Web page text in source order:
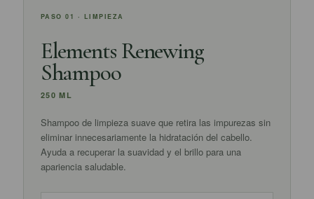
PASO 01 · LIMPIEZA
Elements Renewing
Shampoo
250 ML
Shampoo de limpieza suave que retira las impurezas sin
eliminar innecesariamente la hidratación del cabello.
Ayuda a recuperar la suavidad y el brillo para una
apariencia saludable.